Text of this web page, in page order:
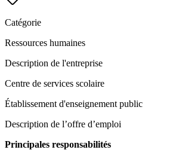
Catégorie
Ressources humaines
Description de l'entreprise
Centre de services scolaire
Établissement d'enseignement public
Description de l’offre d’emploi
Principales responsabilités